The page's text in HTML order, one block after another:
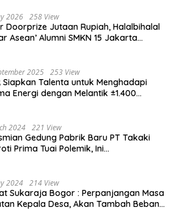
2026 258 View
Doorprize Jutaan Rupiah, Halalbihalal
Asean’ Alumni SMKN 15 Jakarta
2025 253 View
Siapkan Talenta untuk Menghadapi
Energi dengan Melantik ±1.400
2024 221 View
Gedung Pabrik Baru PT Takaki
Prima Tuai Polemik, Ini
2024 214 View
Sukaraja Bogor : Perpanjangan Masa
Kepala Desa, Akan Tambah Beban